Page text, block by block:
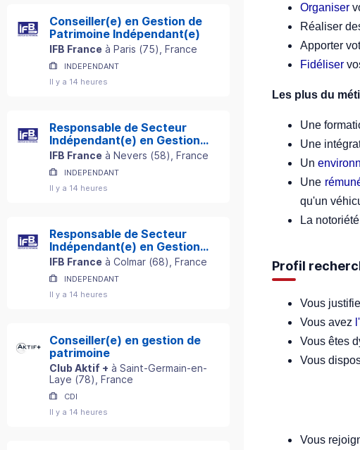
Conseiller(e) en Gestion de
Patrimoine Indépendant(e)
IFB France à Paris (75) , France
INDEPENDANT
Il y a 14 heures
Responsable de Secteur
Indépendant(e) en Gestion
de Patrimoine
IFB France à Nevers (58) , France
INDEPENDANT
Il y a 14 heures
Responsable de Secteur
Indépendant(e) en Gestion
de Patrimoine
IFB France à Colmar (68) , France
INDEPENDANT
Il y a 14 heures
Conseiller(e) en gestion de
patrimoine
Club Aktif + à Saint-Germain-en-
Laye (78) , France
CDI
Il y a 14 heures
Organiser
Réaliser
Apporter
Fidéliser
Les plus du
Une
Une
Un
Une
qu'un
La
Profil
Vous
Vous avez
Vous êtes
Vous
Vous